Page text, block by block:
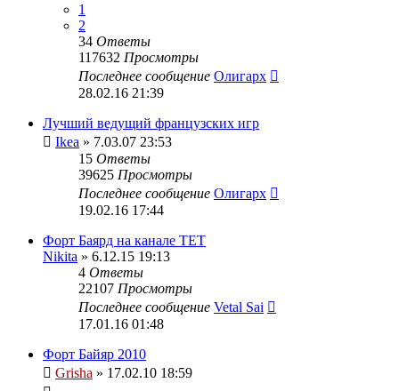
1
2
34 Ответы
117632 Просмотры
Последнее сообщение Олигарх
28.02.16 21:39
Лучший ведущий французских игр
Ikea » 7.03.07 23:53
15 Ответы
39625 Просмотры
Последнее сообщение Олигарх
19.02.16 17:44
Форт Баярд на канале ТЕТ
Nikita » 6.12.15 19:13
4 Ответы
22107 Просмотры
Последнее сообщение Vetal Sai
17.01.16 01:48
Форт Байяр 2010
Grisha » 17.02.10 18:59